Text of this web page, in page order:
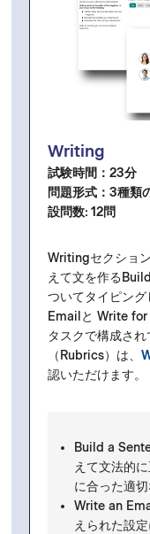
Writing
試験時間：23分
問題形式：3種類
設問数: 12問
Writingセクショ
えて文を作る
ついてタイピン
Emailと Write
タスクで構成さ
（Rubrics）は、
認いただけます。
Build a
えて文法的
に合った適
Write an
えられた設